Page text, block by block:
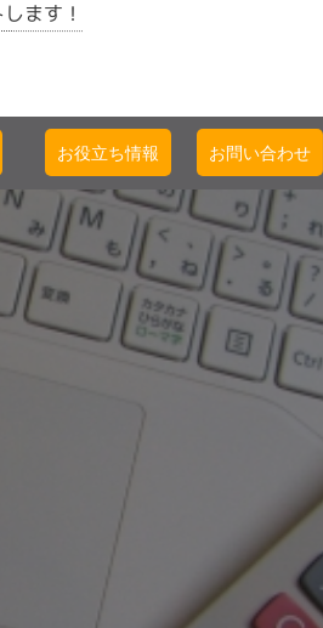
ます！
お役立ち情報 お問い合わせ